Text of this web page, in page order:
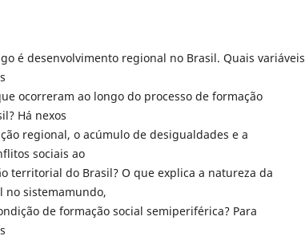
é desenvolvimento regional no Brasil. Quais variáveis
ocorreram ao longo do processo de formação
Há nexos
regional, o acúmulo de desigualdades e a
sociais ao
territorial do Brasil? O que explica a natureza da
no sistemamundo,
de formação social semiperiférica? Para